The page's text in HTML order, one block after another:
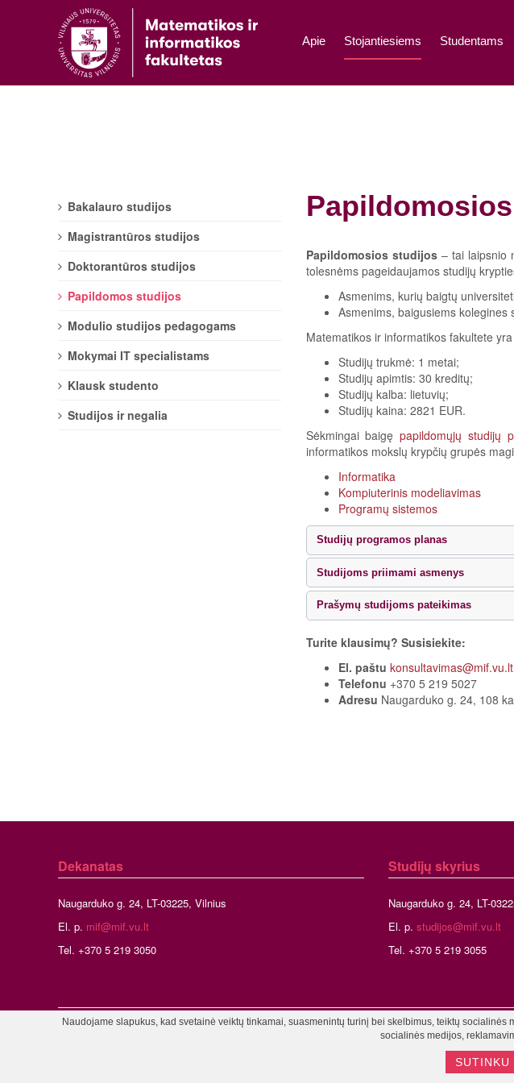
Apie Stojantiesiems Studentams
Papildomosios studijos– tai laipsnio
tolesnėms pageidaujamos studijų
Asmenims, kurių baigtų
Asmenims, baigusiems
Matematikos ir informatikos fakultete
Studijų trukmė: 1 metai;
Studijų apimtis: 30 kreditų;
Studijų kalba: lietuvių;
Studijų kaina: 2821 EUR.
Sėkmingai baigępapildomųjų studijų
informatikos mokslų krypčių grupės
Informatika
Kompiuterinis modeliavimas
Programų sistemos
Studijų programos planas
Studijoms priimami asmenys
Prašymų studijoms pateikimas
Turite klausimų? Susisiekite:
El. paštu konsultavimas@mif.vu.lt
Telefonu +370 5 219 5027
Adresu Naugarduko g. 24, 108
Bakalauro studijos
Magistrantūros studijos
Doktorantūros studijos
Papildomos studijos
Modulio studijos pedagogams
Mokymai IT specialistams
Klausk studento
Studijos ir negalia
Dekanatas
Naugarduko g. 24, LT-03225, Vilnius
El. p. mif@mif.vu.lt
Tel. +370 5 219 3050
Studijų skyrius
Naugarduko g. 24, LT-
El. p. studijos@mif.vu.lt
Tel. +370 5 219 3055
©2026 Vilniaus universitetas,
Naudojame slapukus, kad svetainė veiktų tinkamai, suasmenintų turinį bei skelbimus, teiktų
socialinės medijos,
SUTINKU